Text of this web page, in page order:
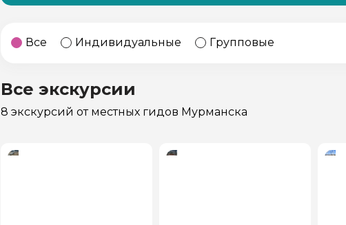
Дербент
Все Индивидуальные Групповые
Все экскурсии
8 экскурсий от местных гидов Мурманска